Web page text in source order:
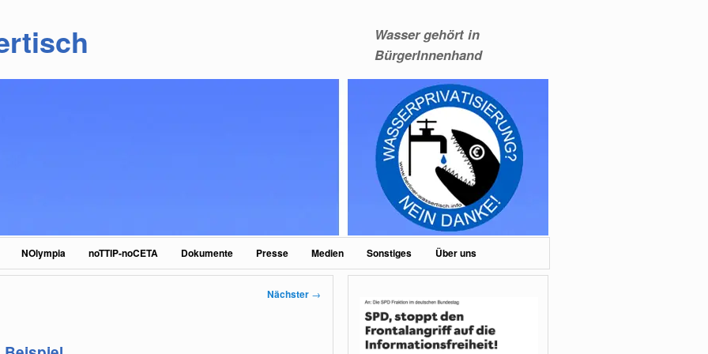
Wasser gehört in
BürgerInnenhand
NOlympia noTTIP-noCETA Dokumente Presse Medien Sonstiges Über uns
Nächster →